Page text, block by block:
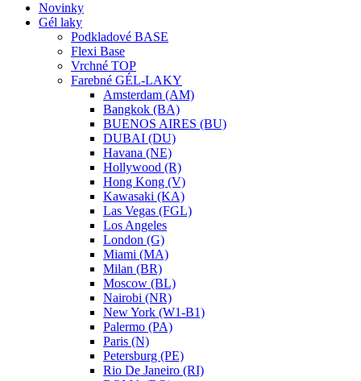
Novinky
Gél laky
Podkladové BASE
Flexi Base
Vrchné TOP
Farebné GÉL-LAKY
Amsterdam (AM)
Bangkok (BA)
BUENOS AIRES (BU)
DUBAI (DU)
Havana (NE)
Hollywood (R)
Hong Kong (V)
Kawasaki (KA)
Las Vegas (FGL)
Los Angeles
London (G)
Miami (MA)
Milan (BR)
Moscow (BL)
Nairobi (NR)
New York (W1-B1)
Palermo (PA)
Paris (N)
Petersburg (PE)
Rio De Janeiro (RI)